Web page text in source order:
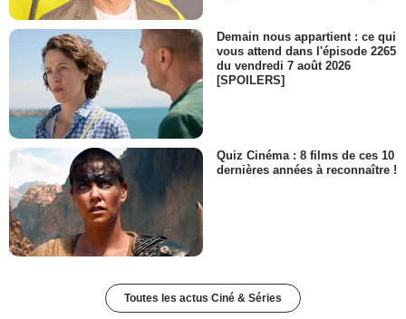
Demain nous appartient : ce qui
vous attend dans l'épisode 2265
du vendredi 7 août 2026
[SPOILERS]
Quiz Cinéma : 8 films de ces 10
dernières années à reconnaître !
Toutes les actus Ciné & Séries